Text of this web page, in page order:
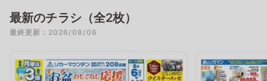
最新のチラシ（全2枚）
最終更新：2026/08/06